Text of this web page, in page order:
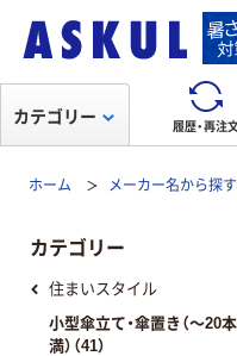
履歴・再注
カテゴリー
ホーム メーカー名から探す-
カテゴリー
住まいスタイル
小型傘立て・傘置き（～20
満）（41）